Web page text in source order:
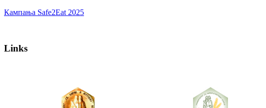
Кампања Safe2Eat 2025
Links